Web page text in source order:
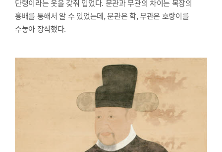
단령이라는 옷을 갖춰 입었다. 문관과 무관의 차이는 복장의
흉배를 통해서 알 수 있었는데, 문관은 학, 무관은 호랑이를
수놓아 장식했다.